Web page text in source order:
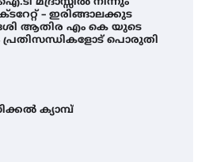
ക്യാമ്പ്
– ക്വിഗോങ്ങ്